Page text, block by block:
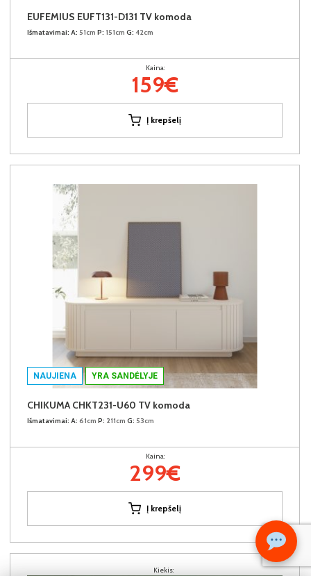
Kiekis:
EUFEMIUS EUFT131-D131 TV komoda
Išmatavimai: A: 51cm P: 151cm G: 42cm
Kaina:
159€
Į krepšelį
NAUJIENA YRA SANDĖLYJE
CHIKUMA CHKT231-U60 TV komoda
Išmatavimai: A: 61cm P: 211cm G: 53cm
Kaina:
299€
Į krepšelį